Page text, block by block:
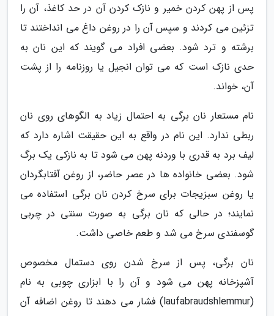
پس از پهن کردن خمیر و نازک کردن آن در حد کاغذ، آن را
تزئین می کردند و سپس آن را در روغن داغ می انداختند تا
برشته و ترد شود. بعضی افراد می گویند که این نان به
حدی نازک است که می توان انجیل یا روزنامه را از پشت
آن، خواند.
نام مستعار نان برگی به احتمال زیاد به الگوهای روی نان
ربطی ندارد. این نام در واقع به این حقیقت اشاره دارد که
لیف برد به قدری با وردنه پهن می شود تا به نازکی یک برگ
شود. بعضی خانواده ها در عصر حاضر، از روغن آفتابگردان
یا روغن سبزیجات برای سرخ کردن نان برگی استفاده می
نمایند؛ در حالی که نان برگی به صورت سنتی در چربی
گوسفندی سرخ می شد و طعم خاصی داشت.
نان برگی، پس از سرخ شدن روی دستمال مخصوص
آشپزخانه پهن می شود و آن را با ابزاری چوبی به نام
(laufabraudshlemmur) فشار می دهند تا روغن اضافه آن